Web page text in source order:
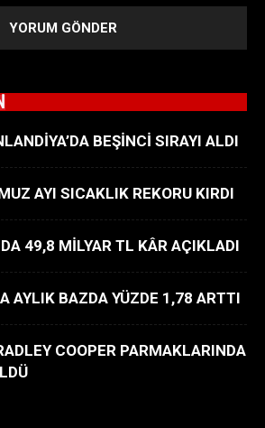
BEŞİNCİ SIRAYI ALDI
AYI SICAKLIK REKORU KIRDI
49,8 MİLYAR TL KÂR AÇIKLADI
AYLIK BAZDA YÜZDE 1,78 ARTTI
COOPER PARMAKLARINDA